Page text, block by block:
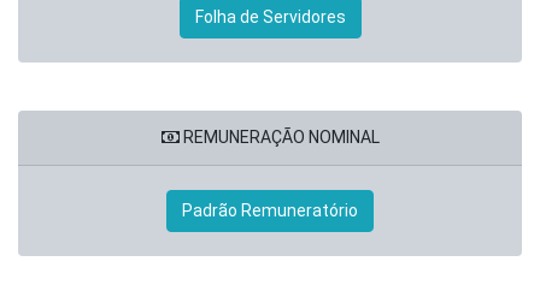
Folha de Servidores
REMUNERAÇÃO NOMINAL
Padrão Remuneratório